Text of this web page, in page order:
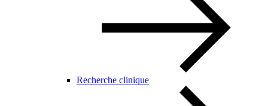
Recherche clinique